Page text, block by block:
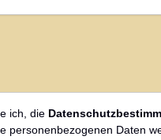
ich, die
personenbezogenen Daten